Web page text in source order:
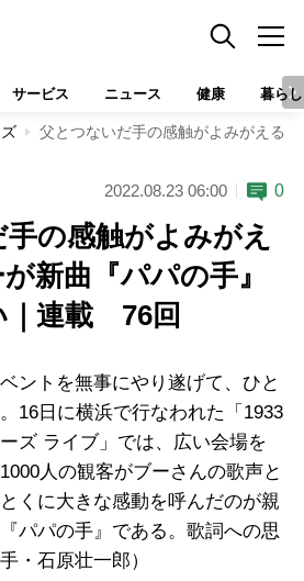
サービス ニュース 健康 暮らし
父とつないだ手の感触がよみがえる
2022.08.23 06:00 0
の感触がよみがえ
新曲『パパの手』
｜連載 76回
ントを無事にやり遂げて、ひと
16日に横浜で行なわれた「1933
ズ ライブ」では、広い会場を
人の観客がブーさんの歌声と
くに大きな感動を呼んだのが親
パパの手』である。歌詞への思
・石原壮一郎）